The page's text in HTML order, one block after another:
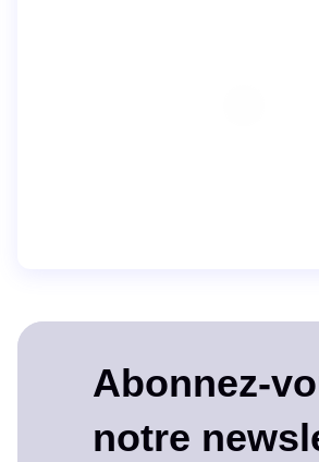
Abonnez-
notre